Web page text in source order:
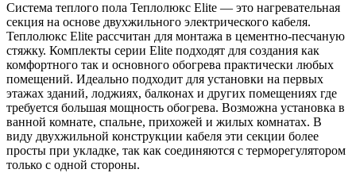
Система теплого пола Теплолюкс Elite — это нагревательная
секция на основе двухжильного электрического кабеля.
Теплолюкс Elite рассчитан для монтажа в цементно-песчаную
стяжку. Комплекты серии Elite подходят для создания как
комфортного так и основного обогрева практически любых
помещений. Идеально подходит для установки на первых
этажах зданий, лоджиях, балконах и других помещениях где
требуется большая мощность обогрева. Возможна установка в
ванной комнате, спальне, прихожей и жилых комнатах. В
виду двухжильной конструкции кабеля эти секции более
просты при укладке, так как соединяются с терморегулятором
только с одной стороны.